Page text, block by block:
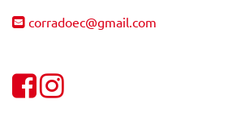
corradoec@gmail.com
Visualizza la nostra pagina Facebook
Visualizza il nostro profilo